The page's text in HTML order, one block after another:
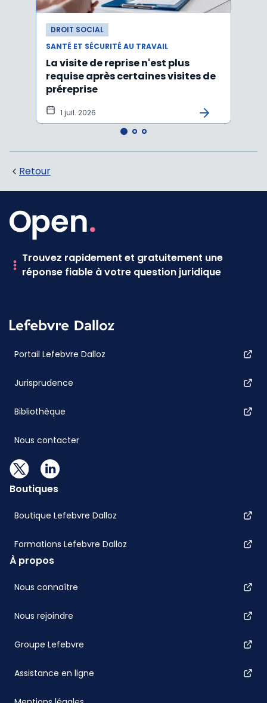
DROIT SOCIAL
SANTÉ ET SÉCURITÉ AU TRAVAIL
La visite de reprise n'est plus
requise après certaines visites de
préreprise
1 juil. 2026
Retour
Trouvez rapidement et gratuitement une
réponse fiable à votre question juridique
Portail Lefebvre Dalloz
Jurisprudence
Bibliothèque
Nous contacter
Boutiques
Boutique Lefebvre Dalloz
Formations Lefebvre Dalloz
À propos
Nous connaître
Nous rejoindre
Groupe Lefebvre
Assistance en ligne